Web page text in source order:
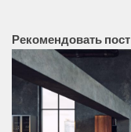
Рекомендовать пост